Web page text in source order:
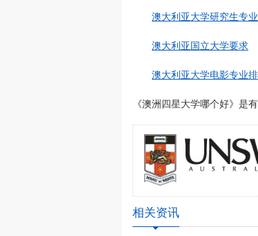
澳大利亚大学研究生专业
澳大利亚国立大学要求
澳大利亚大学电影专业
《澳洲四星大学哪个好》是
相关资讯